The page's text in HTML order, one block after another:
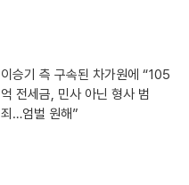
이승기 측 구속된 차가원에 “105
억 전세금, 민사 아닌 형사 범
죄…엄벌 원해”